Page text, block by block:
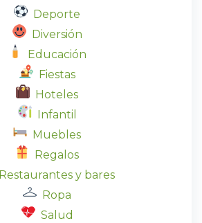
Deporte
Diversión
Educación
Fiestas
Hoteles
Infantil
Muebles
Regalos
Restaurantes y bares
Ropa
Salud